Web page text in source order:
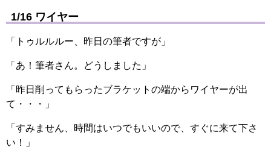
1/16 ワイヤー
「トゥルルルー、昨日の筆者ですが」
「あ！筆者さん。どうしました」
「昨日削ってもらったブラケットの端からワイヤーが出
て・・・」
「すみません、時間はいつでもいいので、すぐに来て下さ
い！」